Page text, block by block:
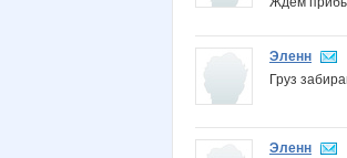
Эленн
Груз
Эленн